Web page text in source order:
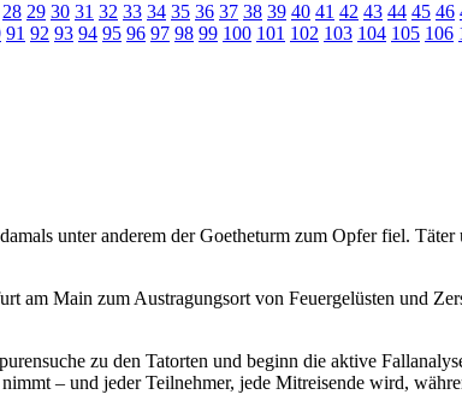
28 29 30 31 32 33 34 35 36 37 38 39 40 41 42 43 44 45 46
91 92 93 94 95 96 97 98 99 100 101 102 103 104 105 106
unter anderem der Goetheturm zum Opfer fiel.
am Main zum Austragungsort von Feuergelüsten und
zu den Tatorten und beginn die aktive
– und jeder Teilnehmer, jede Mitreisende wird,